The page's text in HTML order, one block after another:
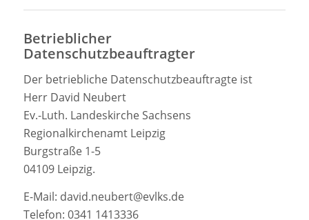
Betrieblicher
Datenschutzbeauftragter
Der betriebliche Datenschutzbeauftragte ist
Herr David Neubert
Ev.-Luth. Landeskirche Sachsens
Regionalkirchenamt Leipzig
Burgstraße 1-5
04109 Leipzig.
E-Mail: david.neubert@evlks.de
Telefon: 0341 1413336